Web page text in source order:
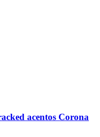
acentos Corona